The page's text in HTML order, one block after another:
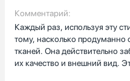
освежить вещи. За считанные
задачей на отлично.Но
программа для стирки
после стирки
пушистым и легким, будто
Комментарий:
Каждый раз, используя эту
тому, насколько продуманно
тканей. Она действительно
их качество и внешний вид.